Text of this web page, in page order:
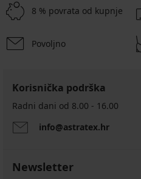
8 % povrata od kupnje
Povoljno
Korisnička podrška
Radni dani od 8.00 - 16.00
info@astratex.hr
Newsletter